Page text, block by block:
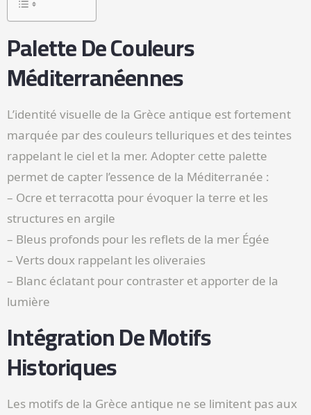
Palette De Couleurs
Méditerranéennes
L’identité visuelle de la Grèce antique est fortement
marquée par des couleurs telluriques et des teintes
rappelant le ciel et la mer. Adopter cette palette
permet de capter l’essence de la Méditerranée :
– Ocre et terracotta pour évoquer la terre et les
structures en argile
– Bleus profonds pour les reflets de la mer Égée
– Verts doux rappelant les oliveraies
– Blanc éclatant pour contraster et apporter de la
lumière
Intégration De Motifs
Historiques
Les motifs de la Grèce antique ne se limitent pas aux